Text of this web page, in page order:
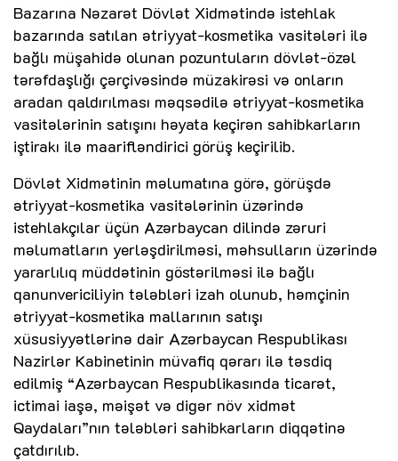
Bazarına Nəzarət Dövlət Xidmətində istehlak
bazarında satılan ətriyyat-kosmetika vasitələri ilə
bağlı müşahidə olunan pozuntuların dövlət-özəl
tərəfdaşlığı çərçivəsində müzakirəsi və onların
aradan qaldırılması məqsədilə ətriyyat-kosmetika
vasitələrinin satışını həyata keçirən sahibkarların
iştirakı ilə maarifləndirici görüş keçirilib.
Dövlət Xidmətinin məlumatına görə, görüşdə
ətriyyat-kosmetika vasitələrinin üzərində
istehlakçılar üçün Azərbaycan dilində zəruri
məlumatların yerləşdirilməsi, məhsulların üzərində
yararlılıq müddətinin göstərilməsi ilə bağlı
qanunvericiliyin tələbləri izah olunub, həmçinin
ətriyyat-kosmetika mallarının satışı
xüsusiyyətlərinə dair Azərbaycan Respublikası
Nazirlər Kabinetinin müvafiq qərarı ilə təsdiq
edilmiş “Azərbaycan Respublikasında ticarət,
ictimai iaşə, məişət və digər növ xidmət
Qaydaları”nın tələbləri sahibkarların diqqətinə
çatdırılıb.